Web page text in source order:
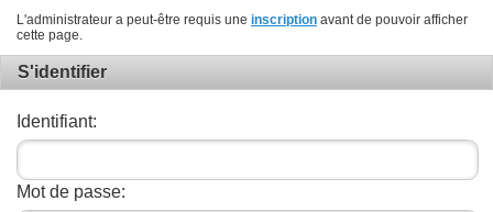
L'administrateur a peut-être requis une inscription avant de pouvoir afficher
cette page.
S'identifier
Identifiant:
Mot de passe: